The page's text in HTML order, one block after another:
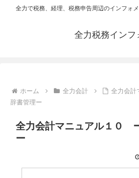
全力で税務、経理、税務申告周辺のインフォ
全力税務インフ
ホーム 全力会計
全力会
辞書管理ー
全力会計マニュアル１０
ー